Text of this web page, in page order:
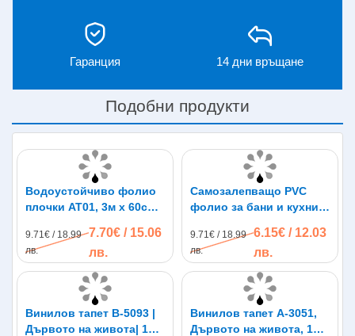
Гаранция 14 дни връщане
Подобни продукти
Водоустойчиво фолио
плочки AT01, 3м x 60см,
9.71€ / 18.99
лв.
7.70€ / 15.06
лв.
Самозалепващо PVC
фолио за бани и кухни
9.71€ / 18.99
лв.
6.15€ / 12.03
лв.
Винилов тапет B-5093 |
Дървото на живота| 10м
Винилов тапет A-3051,
Дървото на живота, 10м